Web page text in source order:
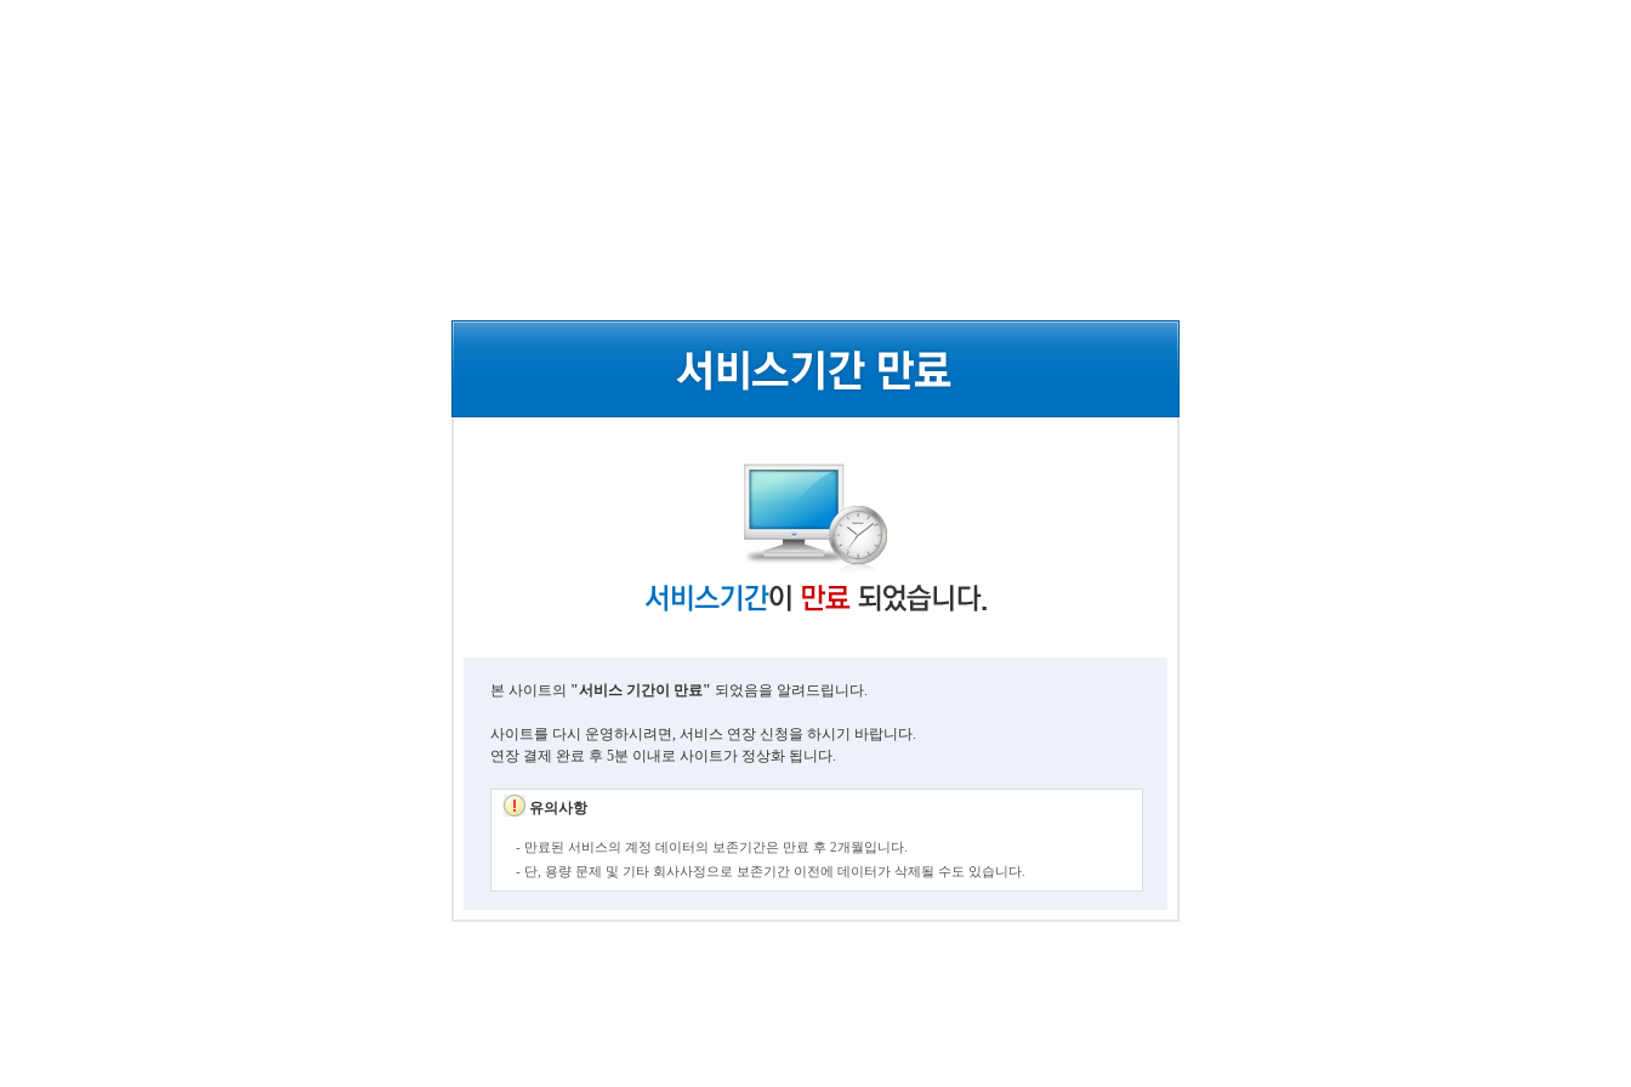
본 사이트의 "서비스 기간이 만료" 되었음을 알려드립니다.
사이트를 다시 운영하시려면, 서비스 연장 신청을 하시기 바랍니다.
연장 결제 완료 후 5분 이내로 사이트가 정상화 됩니다.
유의사항
- 만료된 서비스의 계정 데이터의 보존기간은 만료 후 2개월입니다.
- 단, 용량 문제 및 기타 회사사정으로 보존기간 이전에 데이터가 삭제될 수도 있습니다.